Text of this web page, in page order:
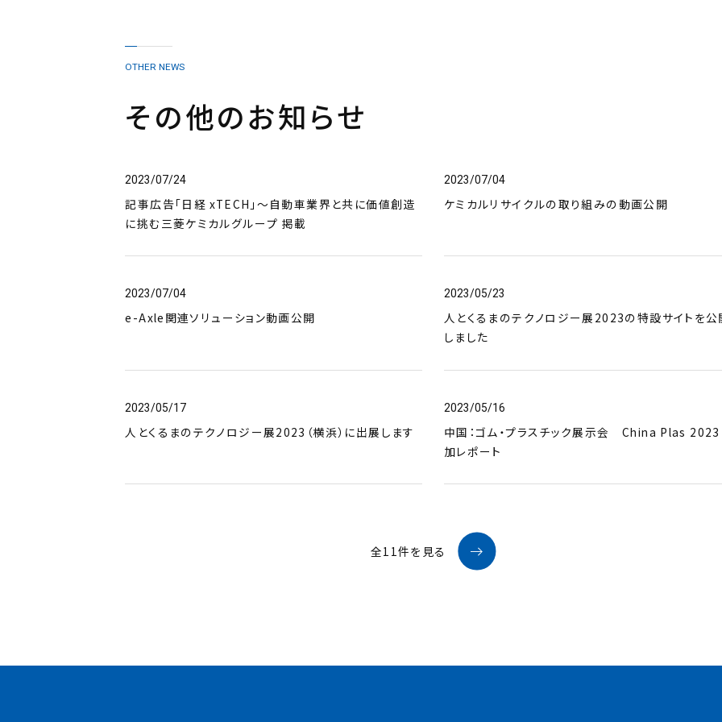
OTHER NEWS
その他のお知らせ
2023/07/24
記事広告「日経 xTECH」～自動車業界と共に価値創造
に挑む三菱ケミカルグループ 掲載
2023/07/04
ケミカルリサイクルの取り組みの動画公開
2023/07/04
e-Axle関連ソリューション動画公開
2023/05/23
人とくるまのテクノロジー展2023の特設サイトを公
しました
2023/05/17
人とくるまのテクノロジー展2023（横浜）に出展します
2023/05/16
中国：ゴム・プラスチック展示会 China Plas
加レポート
全11件を見る